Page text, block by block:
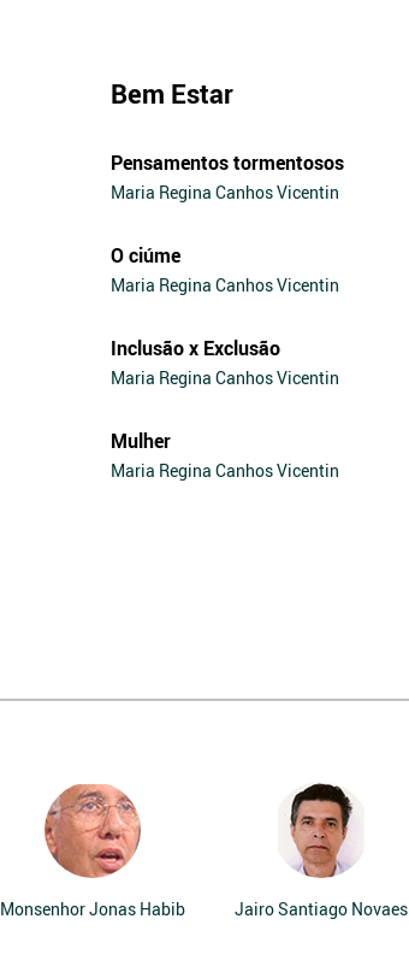
Bem Estar
Pensamentos tormentosos
Maria Regina Canhos Vicentin
O ciúme
Maria Regina Canhos Vicentin
Inclusão x Exclusão
Maria Regina Canhos Vicentin
Mulher
Maria Regina Canhos Vicentin
Monsenhor Jonas Habib Jairo Santiago Novaes